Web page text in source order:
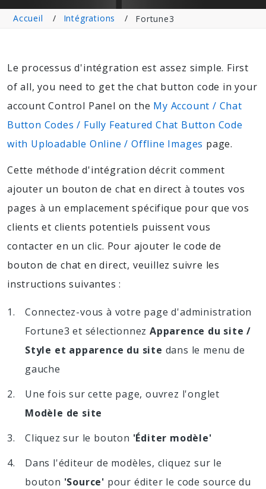
Accueil Intégrations Fortune3
Le processus d'intégration est assez simple. First
of all, you need to get the chat button code in your
account Control Panel on the My Account / Chat
Button Codes / Fully Featured Chat Button Code
with Uploadable Online / Offline Images page.
Cette méthode d'intégration décrit comment
ajouter un bouton de chat en direct à toutes vos
pages à un emplacement spécifique pour que vos
clients et clients potentiels puissent vous
contacter en un clic. Pour ajouter le code de
bouton de chat en direct, veuillez suivre les
instructions suivantes :
Connectez-vous à votre page d'administration
Fortune3 et sélectionnezApparence du site /
Style et apparence du site dans le menu de
gauche
Une fois sur cette page, ouvrez l'onglet
Modèle de site
Cliquez sur le bouton 'Éditer modèle'
Dans l'éditeur de modèles, cliquez sur le
bouton 'Source' pour éditer le code source du